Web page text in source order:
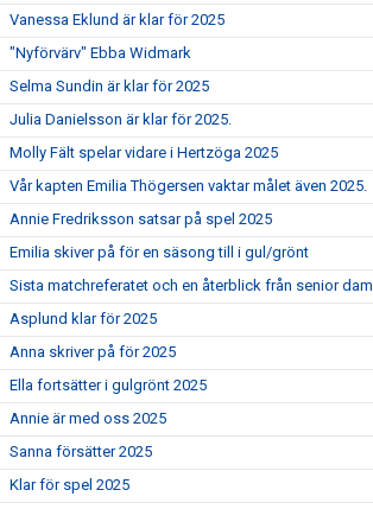
Vanessa Eklund är klar för 2025
"Nyförvärv" Ebba Widmark
Selma Sundin är klar för 2025
Julia Danielsson är klar för 2025.
Molly Fält spelar vidare i Hertzöga 2025
Vår kapten Emilia Thögersen vaktar målet även 2025.
Annie Fredriksson satsar på spel 2025
Emilia skiver på för en säsong till i gul/grönt
Sista matchreferatet och en återblick från senior dam
Asplund klar för 2025
Anna skriver på för 2025
Ella fortsätter i gulgrönt 2025
Annie är med oss 2025
Sanna försätter 2025
Klar för spel 2025